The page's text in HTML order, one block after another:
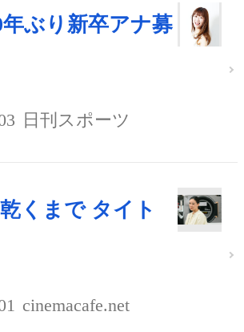
ぶり新卒アナ募
日刊スポーツ
くまで タイト
cinemacafe.net